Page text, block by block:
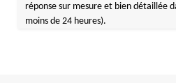
réponse sur mesure et bien détaillée
moins de 24 heures).